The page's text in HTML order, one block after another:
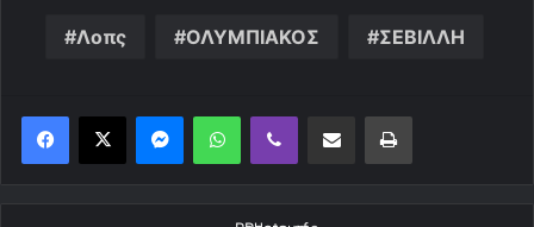
Λοπς ΟΛΥΜΠΙΑΚΟΣ ΣΕΒΙΛΛΗ
MessengerWhatsAppViber Κοινοποίηση μέσω ηλεκτρονικού ταχυδρομείουΕκτύπωση